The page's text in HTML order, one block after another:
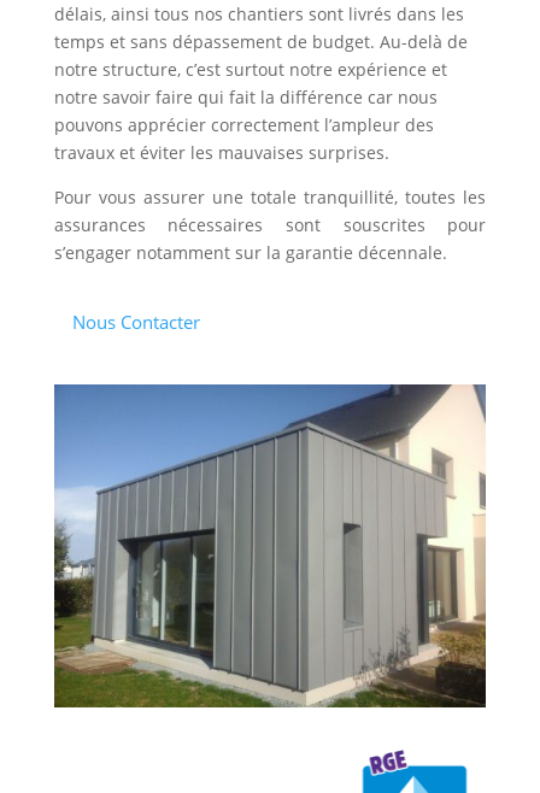
délais, ainsi tous nos chantiers sont livrés dans les
temps et sans dépassement de budget. Au-delà de
notre structure, c’est surtout notre expérience et
notre savoir faire qui fait la différence car nous
pouvons apprécier correctement l’ampleur des
travaux et éviter les mauvaises surprises.
Pour vous assurer une totale tranquillité, toutes les
assurances nécessaires sont souscrites pour
s’engager notamment sur la garantie décennale.
Nous Contacter